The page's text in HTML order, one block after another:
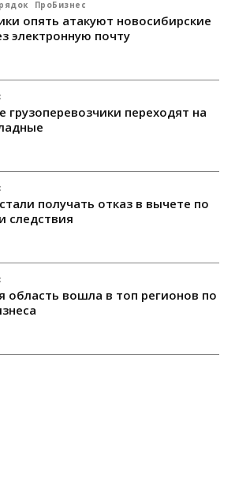
ПроБизнес
опять атакуют новосибирские
электронную почту
грузоперевозчики переходят на
получать отказ в вычете по
следствия
область вошла в топ регионов по